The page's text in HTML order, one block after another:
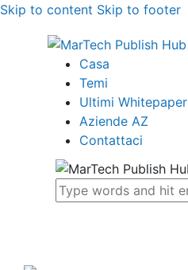
Skip to content Skip to footer
Casa
Temi
Ultimi Whitepaper
Aziende AZ
Contattaci